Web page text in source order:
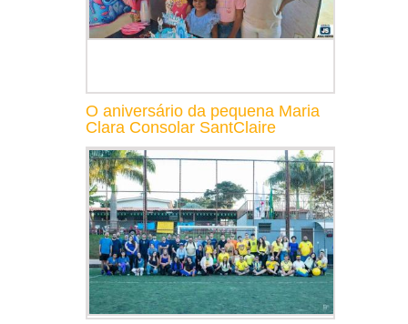
O aniversário da pequena Maria
Clara Consolar SantClaire